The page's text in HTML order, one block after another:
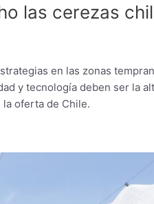
las cerezas
en las zonas
y tecnología deben ser la
la oferta de Chile.